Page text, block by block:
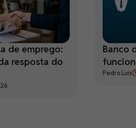
de emprego:
resposta do
Banco
Pedro Luis